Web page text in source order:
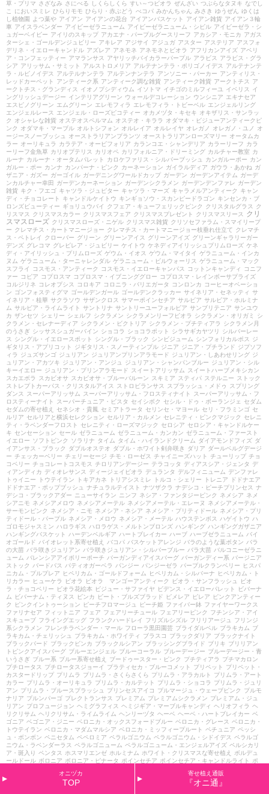
草・プリマ さざなみ さにべる しくらしくら すい～つビオラ ぜんざい つぶらなタヌキ なでし
こ
においスミレ ひらりモモ ひらり・赤ぶどう べコパ みかんちゃん みさき ゆうぜん
ゆくは
し植物園
よつ葉や アイアン アイアンの花台 アイアンバスケット アイアン雑貨 アイアン３輪
車 アイスラベンダー アイビーゼラニューム アイビーゼラニューム・シビル アイビーゼラ・シ
ュガーベイビー アイリのスキップ アカエナ・パープルグースリーフ アカシア・モニカ アガス
ターシェ・ゴールデンジュビリー アキレア アジサイ アジュガ アスター アステリア アスフォ
デリネ・イエローキャンドル アズレア アネモネ アネモネとビオラ アフリカンアイズ アベリ
ア・コンフェッティー アマランサス アヤリッチバイカラーパープル アラビス
アラビス・グラ
シア アリッサム・サミット アルストロメリア アルテナンテラ・ポリゴノイデス
アルテナンテ
ラ・ルビノイデス
アルテルナンテラ アルテンナンテラ アンソニー・パーカー アンティリス・
レッドカーペット
アンティーク系 アンティーク調な雑貨 アンティーク雑貨 アークトチス
ア
ークトチス・グランディス
イオノプシディウム イソトマ イチゴのミルフィーユ イベリス
イ
ングリッシュデージー インテリアグリーン ウォールデコレーション ウンシニア エキナセア
エスピノグリーン エムグリーン エレモフィラ エレモフィラ・トビーベル エンジェルリング
エンジェルレース
エンジェル・ローズピコティー オカメヅタ・キセキ オキザリス・サンラッ
ク
オシャレな雑貨 オステオスペルマム オステオ・キララ
オダマキ・ビジューアンティークピ
ンク
オダマキ・マーブル オルトシフォン オルレイア オルレイヤ オレガノ オレガノ・ユノ
オ
ージースノーブッシュ
オーストラリアンプランツ オーストラリアンローズマリー オータムカ
ラー オーリキュラ カラテア・オービフォリア カランコエ・シャンデリア カラーリーフ カラ
ーリーフ金魚草 カリオプテリス カリオペ カリフォルニア・ドリーミング カルチャー教室 カ
ルーナ カルーナ・オータムパレット カロケファリス・シルバーブッシュ カンガルーポー カン
ガルー・ポー カンナ カンパーナ・ピンク カーネーション ガイラルディア ガウラ・あかね ガ
ザニア・ガズー ガーゴイル ガーデニングワールドカップ ガーデン ガーデンアイテム ガーデ
ンカルチャー幸田
ガーデンカーネーション ガーデンシクラメン ガーデンデンファレ ガーデン
雑貨 キク・フエゴ キャツラ・ジュピター キャツラ・マーズ キャラメルアンティーク
キャン
ディ・チョコレート
キャンドルケイトウ キンギョソウ・スカンピードラゴン キンセンカ・ブ
ロンズビューティー ギョリュウバイ クフェア・キューフェリックピンク クリスタルグラス
ク
リスマス
クリスマスカラー クリスマスフェア クリスマスプレゼント クリスマスリース
クリ
スマスローズ クリスマスローズ・ニゲル クリスマス雑貨 クリソセファラム・スマイリープ
ー クレマチス・カートマニージョー クレマチス・カートマニージョー枝垂れ仕立て クレマチ
ス・ペトレイ
クローバー グリーン グリーンアイス グリーンアイズ グリーンギャラリーガー
デンズ グレコマ グレビレア・ジュビリー ケイトウ ケネディアイリッシュプリムローズ ケネ
ディ・アイリッシュ・プリムローズ ゲウム・イオス ゲウム・マイタイ ゲラニューム・インカ
ヌム ゲラニューム・ターニャレンダル ゲラニューム・ビルウォーリス ゲラニューム・マック
スフライ
コスモス・アンティーク コスモス・イエローキャンパス コットンキャンディ
コニフ
ァー
コピア コプロスマ コプロスマ・イブニンググロー
コプロスマ・レインボーサプライズ
コルジリネ
コレオプシス コロキア コロニラ・バリエガータ コンロンカ
コーヒーオベーショ
ン ゴンフォスティグマ ゴールデンガール ゴールデンクラッカー サイネリア・セネッティ サ
イネリア・桂華 サクラソウ サザンクロス サマーポインセチア サルビア サルビア・ホルミナ
ム サルビア・ライムライト サントリナ サントリーユーフォルビア サンブリテニア サンユウ
カ ザンセツ シェリー シェルフ シクラメン シクラメンリーフビオラ シクラメン・オリガミ
シ
クラメン・セレナーディア シクラメン・ビクトリア シクラメン・プチティアラ
シクラメン月
のうさぎ シッサスシュガーバイン ショコラ ショコラポット シラサギカヤツリ
シルバーレー
ス
シングル・イエロースポット シングル・ブラック シンビジューム シンフォリカルポス
ジ
ギタリス・アプリコット
ジギタリス・スノーティンプル ジニア ジニア・プチランド ジプソフ
ィラ
ジュズサンゴ ジュリアン ジュリアンプリンアラモード ジュリアン・しあわせリング ジ
ュリアン・アカツキ ジュリアン・アンジュ ジュリアン・シャンパンブルー ジュリアン・シル
キーイエロー ジュリアン・プリンアラモード スイートアリッサム
スイートハーブメキシカン
スカエボラ
スカビオサ スカビオサ・ブルーバルーン スキミア スティパ ステルニー
ストック
ストレプトカーパス・クリスタルアイス
ストロビランサス スプラッシュ・メドゥ
スプリング
ダンス
スーパーアリッサム スーパーアリッサム・フロスティナイト
スーパーアリッサム・フ
ロスティーナイト
スーパーチュニア・ビスタ セイシボク セシル・ドゥ・ボーランジェ
セダム
セダムの寄せ植え
セネシオ・貴鳳 セミアトラータ セリンセ・マヨール セリ・フラミンゴ セ
ルリア セルリアと横浜セレクション セルリア・カルメン セレニティ・ピンクマジック
セレニ
ティ・ラベンダーフロスト
セレニティ・ローズマジック セロシア セロシア・キャンドルケー
キ センセーション セール ゼラニューム ゼラニューム・カンカン ゼラニューム・ファースト
イエロー ソフトピンク ソラリナ タイム タイム・ハイランドクリーム ダイアモンドフィズ ダ
イアンサス・ブラック
ダブルオステオ ダブル・ホワイト剣弁咲き ダリア ダールベルグデージ
ー チェッカーベリー チェリーセージ チモ・ローゼス チャイニーズハット チューリップ チョ
コベリー チョコレートコスモス チロリアンデージー テラコッタ ディアスシア・ジェンタ
デ
ィアンディカ ディオレサンス ディージェイビオラ デュランタ デルフィニューム デンファレ
トゥイニー
トウテイラン トキアカネ トリアシスミレ トルコ・シェリー トレニア
ドドナエア
ドドナエア・ポップブッシュ
ナチュラルテイスト ナツザクラ ナデシコ・ピーチプリンセス ナ
デシコ・ブラックアダー
ニューサイラン ニンフ ネシア・ファンタジーピンク ネメシア ネメ
シアニモ ネメシアメロウ ネメシアメーテル ネメシアメーテル・エレーヌ
ネメシアメーテル・
サーモンピンク
ネメシア・ニモ ネメシア・ネシア ネメシア・プリティドール ネメシア・プリ
ティドール・パープル ネメシア・メロウ ネメシア・メーテル ハウステンボス ハゲイトウ ハ
ゴロモジャスミン ハロラギス ハロラゲス・メルトンブロンズ ハンギング ハンギングガザニア
ハンギングバスケット
ハーデンベルギア ハートブレイカー ハーブ ハーブゼラニューム バイ
オゴールド バイオレット系寄せ植え バコパ バスケットアレンジ バラのような葉ボタン バラ
の大苗 バラ咲きジュリアン バラ咲きジュリアン・シルバーブルー バラ大苗 バルコニーゼラニ
ューム バレンシアアイボリーポーチ バーガンディアイスバーグ バーガンディー系 バージニア
ストック
バードバス パティオガーベラ パンジー パンジーゼラ パープルクランベリー
ヒスパ
ニカム・プルプレア
ヒペリカム・ゴールドフォーム ヒペリカム・シルバーナ
ヒペリカム・ト
リカラー
ヒューケラ ビオラ ビオラ マンゴーアンティーク ビオラ・サンフラッシュ
ビオ
ラ・チョコベリー
ビオラ花絵本 ビジュー・サファイヤ ビデンス・イエローパレット
ビバーナ
ム
ビバーナム・ティヌス ビンカ ビート・ブルズブラッド ピメレア ピレア
ピンクアンティー
ク
ピンクイントゥーション ピーチフロマージュ ピーチ姫 ファイバー鉢 ファイヤーワークス
ファリナセア フィットニア フェア フェアリーチュール フェアリーピンク
フチンシア・アイ
スキューブ フライングエッグ フランクハードレイ フリズルシズル フリリアージュ
フリンジ
系シクラメン フレンチラベンダー・マール フローラ黒田園芸 ブライダルベル ブラキカム ブ
ラキカム・チェリッシュ
ブラキカム・ホワイティ ブラスコ ブラックダリア ブラックナイト
ブラックバード ブラックビンカ ブラックルシアン ブラッシングブライド ブリキ ブリリアン
トピンクアイスバーグ ブルーエンジェル ブルーコーラル ブルーデージー ブルーデージー・青
いうさぎ ブルー系 ブルー系寄せ植え ブードゥースター・ピンク プチティアラ
プチマカロン
プチロータス
プチロータスジョーイ プラティセカ・ブルーコメット プリペット
プリペット・
カスタードリップ プリムラ プリムラ・さくらさくら プリムラ・アラカルト
プリムラ・アート
カラー プリムラ・オーリキュラ プリムラ・カルテット プリムラ・ショコラ
プリムラ・ジュリ
アン プリムラ・ブルースプラッシュ プリンセスアイコ プルマージュ・ウェーブピンク
プルモ
ナリア プルンパーゴ プレクトランサス プレミアム プレミアムシクラメン プレミアム・ジュ
リアン プロフュージョン ヘミグラフィス ヘミジギア・マーブルキャンディ ヘリオフィラ ヘ
リクリサム ヘリクリサム・ライムライム ヘンリーヅタ ヘーベ ヘーベ・ハートブレイカー ベ
ゴニア ベゴニア・ジニー ベロニカ・オックスフォードブルー ベロニカ・グレース ベロニカ・
トウテイラン ベロニカ・マダムマルシア ベロニカ・ミッフィープルート ペチュニア ペッシ
ュ・ボンボン ペニセタム ペペロミア ペラルゴニウム ペラルゴニウム・シドイデス ペラルゴ
ニウム・ラベンダーラス ペラルゴニューム ペラルゴニューム・エンジェルアイズ ペルシカリ
ア・斑入り ペンタス ホスマリエンゼ ホルミナム ホワイト・クリスマスな寄せ植え
ボルデュ
ールドール ボロニア ボロニア・ピナータ ポインセチア ポインセチア・キャンドルライト
ポ
マトリカリア・ライム マーガレット マーガレット・ウォーターメロン
マーガレット・パーカッション マーガレット・ペパーミント
オニヅカ
TOP
寄せ植え通販
『オニ通』